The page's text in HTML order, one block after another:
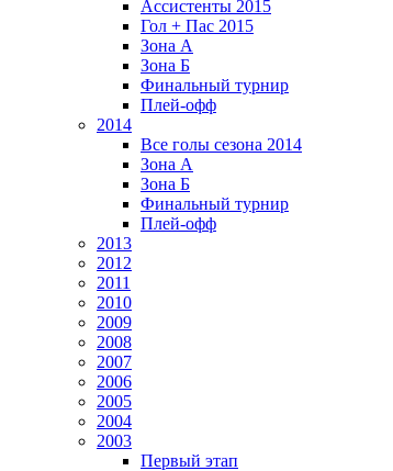
Ассистенты 2015
Гол + Пас 2015
Зона А
Зона Б
Финальный турнир
Плей-офф
2014
Все голы сезона 2014
Зона А
Зона Б
Финальный турнир
Плей-офф
2013
2012
2011
2010
2009
2008
2007
2006
2005
2004
2003
Первый этап